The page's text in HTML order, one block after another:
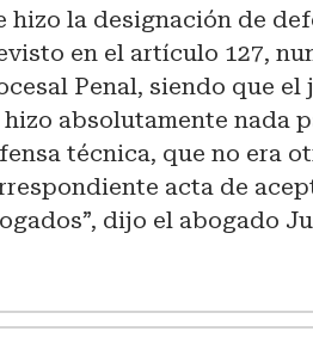
hizo la designación de
en el artículo 127,
Penal, siendo que
hizo absolutamente nada
técnica, que no era
acta de
dijo el abogado